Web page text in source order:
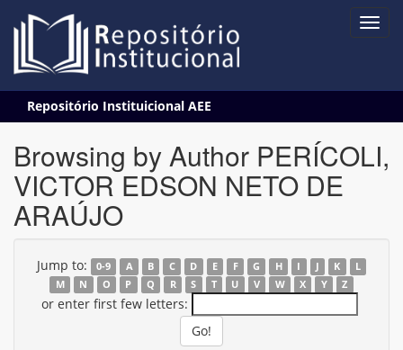
navigation
Repositório Instituicional AEE
Browsing by Author PERÍCOLI,
VICTOR EDSON NETO DE
ARAÚJO
Jump to: 0-9 A B C D E F G H I J K
L
M
N O P Q R S T U V W X Y Z
or enter first few letters: